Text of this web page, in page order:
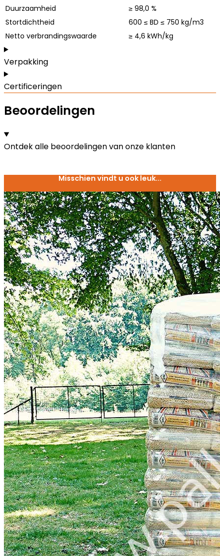
Duurzaamheid
≥ 98,0 %
Stortdichtheid
600 ≤ BD ≤ 750 kg/m3
Netto verbrandingswaarde
≥ 4,6 kWh/kg
Verpakking
Certificeringen
Beoordelingen
Ontdek alle beoordelingen van onze klanten
Misschien vindt u ook leuk...